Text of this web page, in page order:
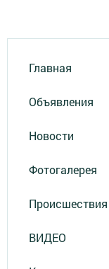
Главная
Объявления
Новости
Фотогалерея
Происшествия
ВИДЕО